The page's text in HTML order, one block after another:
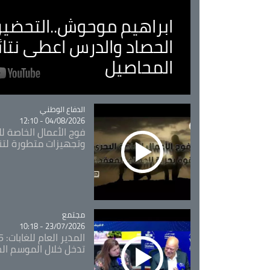
ابراهيم
الحصاد والدرس اعطى
المحاصيل
Catégorie
الدفاع الوطني
04/08/2026 - 12:10
فوج الأعمال الخاصة
وتجهيزات متطورة
Catégorie
مجتمع
23/07/2026 - 10:18
تدخل خلال الموسم